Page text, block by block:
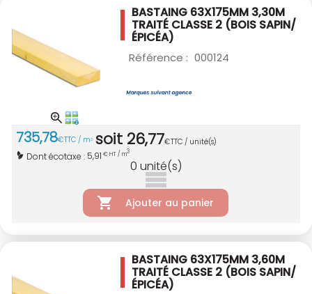
BASTAING 63X175MM 3,30M
TRAITÉ CLASSE 2 (BOIS SAPIN/
ÉPICÉA)
Référence : 000124
735,78€TTC / m3 soit 26,77€TTC / unité(s)
Dont écotaxe : 5,91 € HT / m3
0 unité(s)
Ajouter au panier
BASTAING 63X175MM 3,60M
TRAITÉ CLASSE 2 (BOIS SAPIN/
ÉPICÉA)